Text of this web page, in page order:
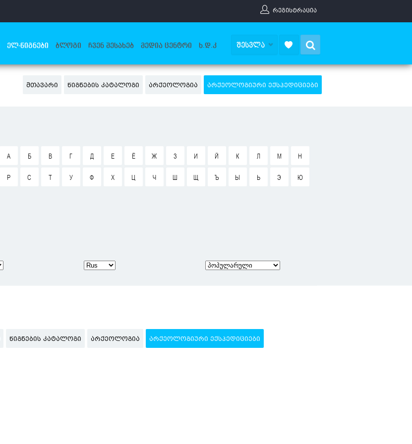
ᲠᲔᲒᲘᲡᲢᲠᲐᲪᲘᲐ
ᲔᲚ-ᲬᲘᲒᲜᲔᲑᲘ ᲑᲚᲝᲒᲘ ᲩᲕᲔᲜ ᲨᲔᲡᲐᲮᲔᲑ ᲛᲔᲓᲘᲐ ᲪᲔᲜᲢᲠᲘ Ხ.Დ.Კ ᲨᲔᲡᲕᲚᲐ
ᲛᲗᲐᲕᲐᲠᲘ ᲬᲘᲒᲜᲔᲑᲘᲡ ᲙᲐᲢᲐᲚᲝᲒᲘ ᲐᲠᲥᲔᲝᲚᲝᲒᲘᲐ ᲐᲠᲥᲔᲝᲚᲝᲒᲘᲣᲠᲘ ᲔᲥᲡᲞᲔᲓᲘᲪᲘᲔᲑᲘ
А Б В Г Д Е Ё Ж З И Й К Л М Н
Р С Т У Ф Х Ц Ч Ш Щ Ъ Ы Ь Э Ю
ᲬᲘᲒᲜᲔᲑᲘᲡ ᲙᲐᲢᲐᲚᲝᲒᲘ ᲐᲠᲥᲔᲝᲚᲝᲒᲘᲐ ᲐᲠᲥᲔᲝᲚᲝᲒᲘᲣᲠᲘ ᲔᲥᲡᲞᲔᲓᲘᲪᲘᲔᲑᲘ